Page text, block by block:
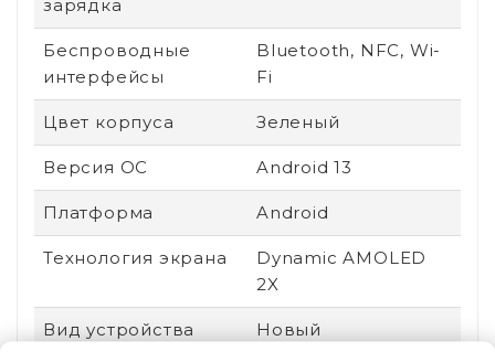
зарядка
Беспроводные
интерфейсы
Bluetooth, NFC, Wi-
Fi
Цвет корпуса Зеленый
Версия ОС Android 13
Платформа Android
Технология экрана
Dynamic AMOLED
2X
Вид устройства Новый